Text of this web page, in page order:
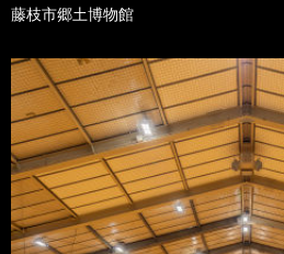
藤枝市郷土博物館